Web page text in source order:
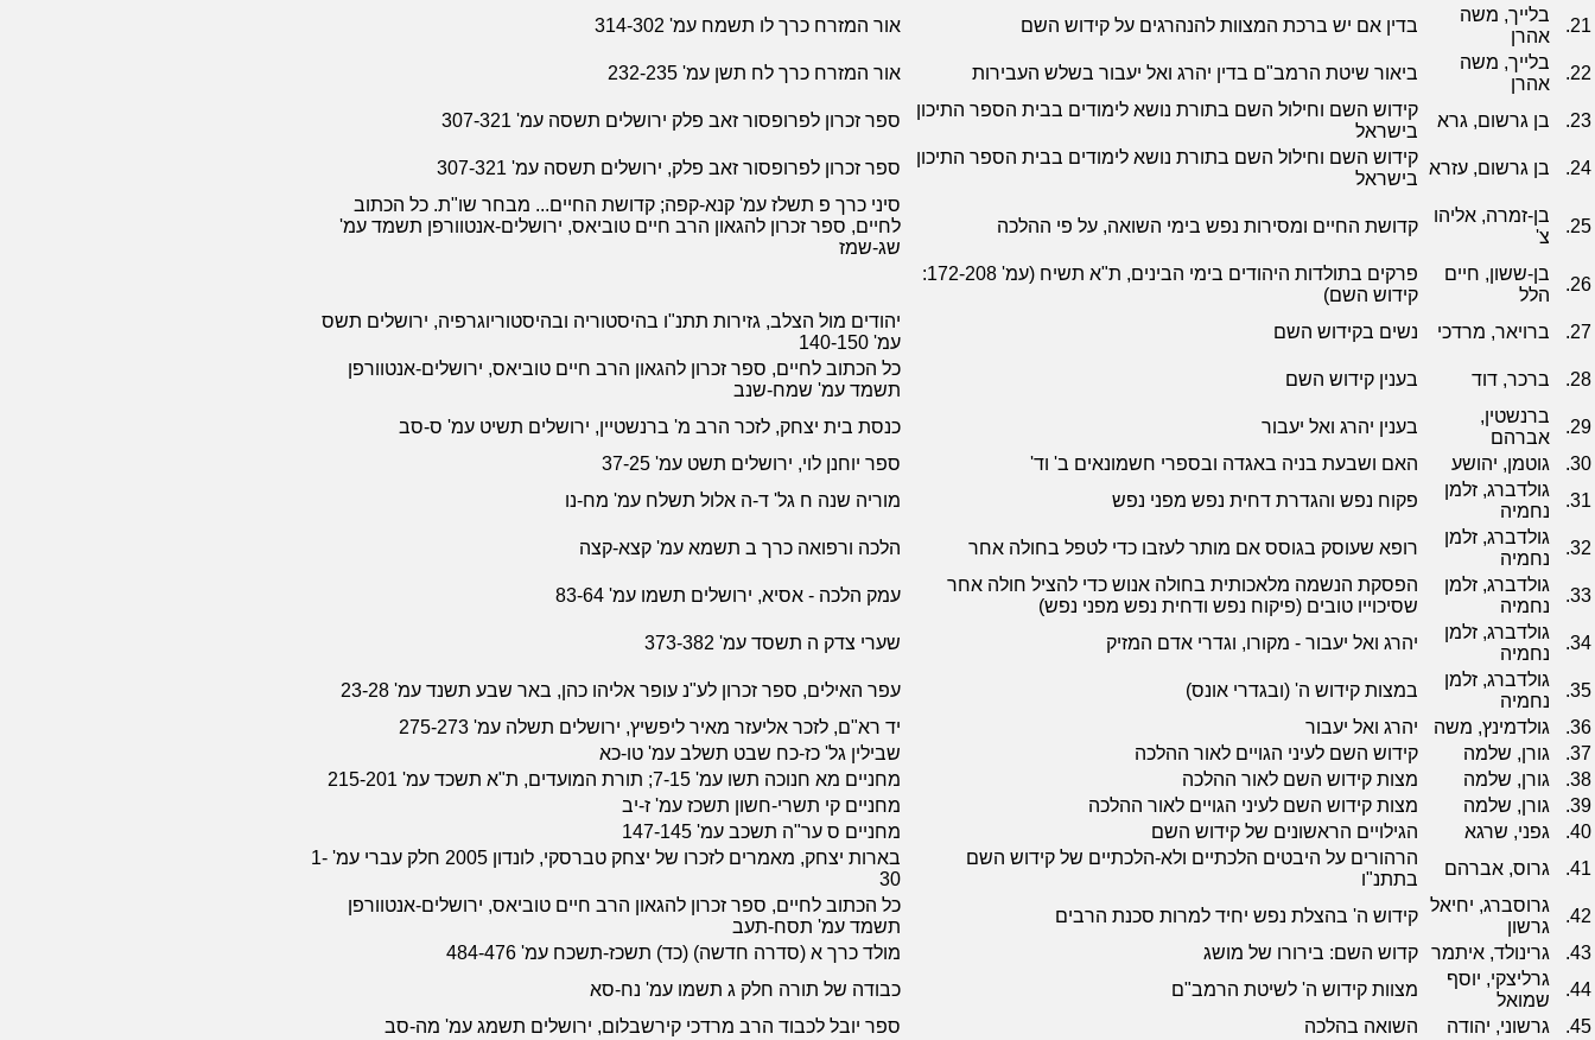
21.
בלייך, משה
אהרן
בדין אם יש ברכת המצוות להנהרגים על קידוש השם אור המזרח כרך לו תשמח עמ' 314-302
22.
בלייך, משה
אהרן
ביאור שיטת הרמב"ם בדין יהרג ואל יעבור בשלש העבירות אור המזרח כרך לח תשן עמ' 232-235
23. בן גרשום, גרא
קידוש השם וחילול השם בתורת נושא לימודים בבית הספר התיכון
בישראל
ספר זכרון לפרופסור זאב פלק ירושלים תשסה עמ' 307-321
24. בן גרשום, עזרא
קידוש השם וחילול השם בתורת נושא לימודים בבית הספר התיכון
בישראל
ספר זכרון לפרופסור זאב פלק, ירושלים תשסה עמ' 307-321
25.
בן-זמרה, אליהו
צ'
קדושת החיים ומסירות נפש בימי השואה, על פי ההלכה
סיני כרך פ תשלז עמ' קנא-קפה; קדושת החיים... מבחר שו"ת. כל הכתוב
לחיים, ספר זכרון להגאון הרב חיים טוביאס, ירושלים-אנטוורפן תשמד עמ'
שג-שמז
26.
בן-ששון, חיים
הלל
פרקים בתולדות היהודים בימי הבינים, ת"א תשיח (עמ' 172-208:
קידוש השם)
27.
ברויאר, מרדכי נשים בקידוש השם
יהודים מול הצלב, גזירות תתנ"ו בהיסטוריה ובהיסטוריוגרפיה, ירושלים תשס
עמ' 140-150
28.
ברכר, דוד בענין קידוש השם
כל הכתוב לחיים, ספר זכרון להגאון הרב חיים טוביאס, ירושלים-אנטוורפן
תשמד עמ' שמח-שנב
29.
ברנשטין,
אברהם
בענין יהרג ואל יעבור
כנסת בית יצחק, לזכר הרב מ' ברנשטיין, ירושלים תשיט עמ' ס-סב
30.
גוטמן, יהושע האם ושבעת בניה באגדה ובספרי חשמונאים ב' וד'
ספר יוחנן לוי, ירושלים תשט עמ' 37-25
31.
גולדברג, זלמן
נחמיה
פקוח נפש והגדרת דחית נפש מפני נפש מוריה שנה ח גל' ד-ה אלול תשלח עמ' מח-נו
32.
גולדברג, זלמן
נחמיה
רופא שעוסק בגוסס אם מותר לעזבו כדי לטפל בחולה אחר הלכה ורפואה כרך ב תשמא עמ' קצא-קצה
33.
גולדברג, זלמן
נחמיה
הפסקת הנשמה מלאכותית בחולה אנוש כדי להציל חולה אחר
שסיכוייו טובים (פיקוח נפש ודחית נפש מפני נפש)
עמק הלכה - אסיא, ירושלים תשמו עמ' 83-64
34.
גולדברג, זלמן
נחמיה
יהרג ואל יעבור - מקורו, וגדרי אדם המזיק שערי צדק ה תשסד עמ' 373-382
35.
גולדברג, זלמן
נחמיה
במצות קידוש ה' (ובגדרי אונס)
עפר האילים, ספר זכרון לע"נ עופר אליהו כהן, באר שבע תשנד עמ' 23-28
36.
גולדמינץ, משה יהרג ואל יעבור
יד רא"ם, לזכר אליעזר מאיר ליפשיץ, ירושלים תשלה עמ' 275-273
37.
גורן, שלמה קידוש השם לעיני הגויים לאור ההלכה
שבילין גל' כז-כח שבט תשלב עמ' טו-כא
38.
גורן, שלמה מצות קידוש השם לאור ההלכה
מחניים מא חנוכה תשו עמ' 7-15; תורת המועדים, ת"א תשכד עמ' 215-201
39.
גורן, שלמה מצות קידוש השם לעיני הגויים לאור ההלכה
מחניים קי תשרי-חשון תשכז עמ' ז-יב
40.
גפני, שרגא הגילויים הראשונים של קידוש השם
מחניים ס ער"ה תשכב עמ' 147-145
41.
גרוס, אברהם
הרהורים על היבטים הלכתיים ולא-הלכתיים של קידוש השם
בתתנ"ו
בארות יצחק, מאמרים לזכרו של יצחק טברסקי, לונדון 2005 חלק עברי עמ' 1-
30
42.
גרוסברג, יחיאל
גרשון
קידוש ה' בהצלת נפש יחיד למרות סכנת הרבים
כל הכתוב לחיים, ספר זכרון להגאון הרב חיים טוביאס, ירושלים-אנטוורפן
תשמד עמ' תסח-תעב
43.
גרינולד, איתמר קדוש השם: בירורו של מושג
מולד כרך א (סדרה חדשה) (כד) תשכז-תשכח עמ' 484-476
44.
גרליצקי, יוסף
שמואל
מצוות קידוש ה' לשיטת הרמב"ם
כבודה של תורה חלק ג תשמו עמ' נח-סא
45.
גרשוני, יהודה השואה בהלכה
ספר יובל לכבוד הרב מרדכי קירשבלום, ירושלים תשמג עמ' מה-סב